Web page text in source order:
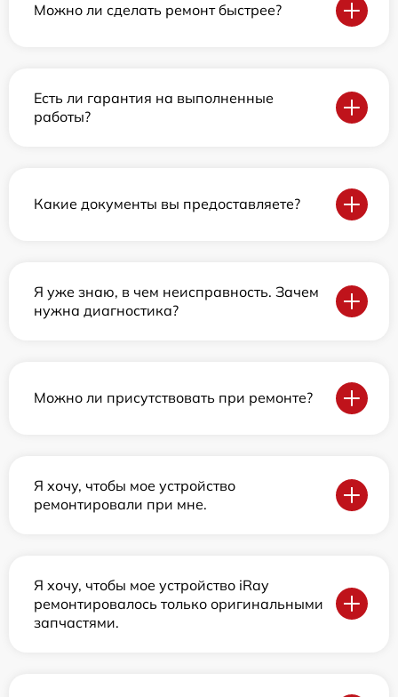
Можно ли сделать ремонт быстрее?
Есть ли гарантия на выполненные
работы?
Какие документы вы предоставляете?
Я уже знаю, в чем неисправность. Зачем
нужна диагностика?
Можно ли присутствовать при ремонте?
Я хочу, чтобы мое устройство
ремонтировали при мне.
Я хочу, чтобы мое устройство iRay
ремонтировалось только оригинальными
запчастями.